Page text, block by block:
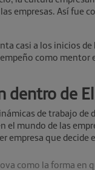
empresas. Así fue
casi a los inicios
como mentor
dentro de
de trabajo
el mundo de las
empresa que decide
como la forma en